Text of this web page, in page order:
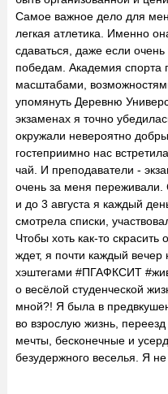
Самое важное дело для
легкая атлетика. Именно
сдаваться, даже если
победам. Академия спорта
масштабами,
упомянуть Деревню
экзаменах я точно
окружали невероятно
гостеприимно нас
чай. И преподаватели -
очень за меня
и до 3 августа я каждый
смотрела списки,
Чтобы хоть как-то
ждет, я почти каждый
хэштегами #ПГАФКСИТ
о весёлой студенческой
мной?! Я была в
во взрослую жизнь,
мечты, бесконечные и
безудержного веселья. Я